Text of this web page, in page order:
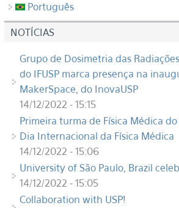
Português
NOTÍCIAS
Grupo de Dosimetria das
do IFUSP marca presença na
MakerSpace, do InovaUSP
14/12/2022 - 15:15
Primeira turma de Física Médica do
Dia Internacional da Física Médica
14/12/2022 - 15:06
University of São Paulo, Brazil
14/12/2022 - 15:05
Collaboration with USP!